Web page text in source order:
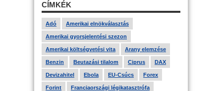
CÍMKÉK
Adó Amerikai elnökválasztás
Amerikai gyorsjelentési szezon
Amerikai költségvetési vita Arany elemzése
Benzin Beutazási tilalom Ciprus DAX
Devizahitel Ebola EU-Csúcs Forex
Forint Franciaországi légikatasztrófa